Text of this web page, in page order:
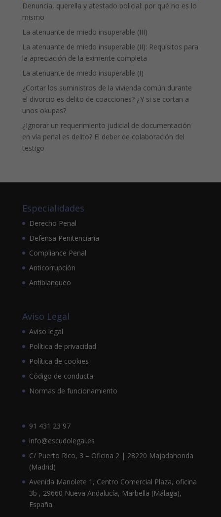
Denuncia, querella y atestado policial: por qué no es lo
mismo
La atenuante de miedo insuperable (III)
La atenuante de miedo insuperable (II): Requisitos para
la apreciación de la eximente completa
La atenuante de miedo insuperable (I)
¿Cortar los suministros de la vivienda común durante
el divorcio es delito de coacciones? ¿Y si se cortan a
unos okupas?
¿Ignorar un requerimiento judicial de documentación
en vía penal es delito? El deber de colaboración del
testigo
Especialidades
Derecho Penal
Defensa Penitenciaria
Compliance Penal
Anticorrupción
Antiblanqueo
Aviso Legal
Aviso legal
Política de privacidad
Política de cookies
Código de conducta
Normas de funcionamiento
91 431 23 97
info@escudolegal.es
C/ Puerto Rico, 3 – Oficina 2 | 28220 Majadahonda
(Madrid)
Avenida Manolete 1, Centro Comercial Plaza, oficina
3b , 29660 Nueva Andalucía, Marbella (Málaga),
España.